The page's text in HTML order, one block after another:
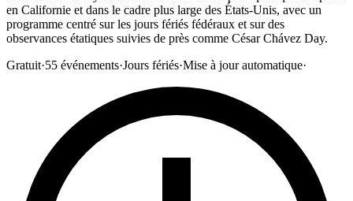
en Californie et dans le cadre plus large des États-Unis, avec un
programme centré sur les jours fériés fédéraux et sur des
observances étatiques suivies de près comme César Chávez Day.
Gratuit·55 événements·Jours fériés·Mise à jour automatique·